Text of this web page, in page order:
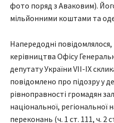
фото поряд з Аваковим).
мільйонними коштами та
Напередодні
керівництва Офісу
депутату України VII-IX
повідомлено про підозру у
рівноправності громадян
національної, регіональної
переконань (ч. 1 ст. 111, ч. 2